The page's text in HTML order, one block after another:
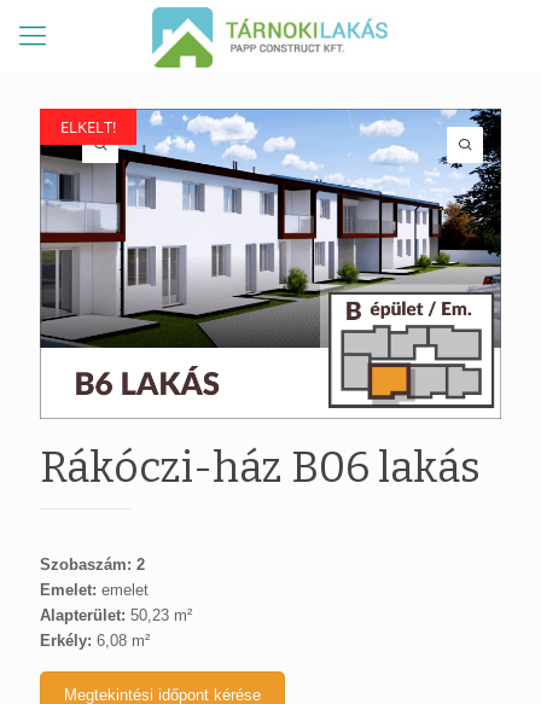
ELKELT!
ELKELT!
Rákóczi-ház B06 lakás
Szobaszám: 2
Emelet: emelet
Alapterület: 50,23 m²
Erkély: 6,08 m²
Megtekintési időpont kérése